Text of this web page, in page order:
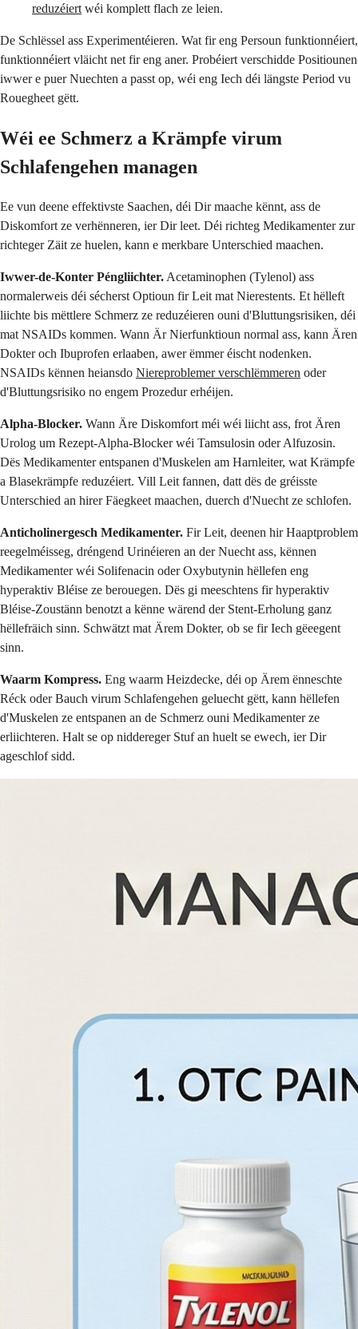
reduzéiert wéi komplett flach ze leien.
De Schlëssel ass Experimentéieren. Wat fir eng Persoun funktionnéiert,
funktionnéiert vläicht net fir eng aner. Probéiert verschidde Positiounen
iwwer e puer Nuechten a passt op, wéi eng Iech déi längste Period vu
Rouegheet gëtt.
Wéi ee Schmerz a Krämpfe virum
Schlafengehen managen
Ee vun deene effektivste Saachen, déi Dir maache kënnt, ass de
Diskomfort ze verhënneren, ier Dir leet. Déi richteg Medikamenter zur
richteger Zäit ze huelen, kann e merkbare Unterschied maachen.
Iwwer-de-Konter Péngliichter. Acetaminophen (Tylenol) ass
normalerweis déi sécherst Optioun fir Leit mat Nierestents. Et hëlleft
liichte bis mëttlere Schmerz ze reduzéieren ouni d'Bluttungsrisiken, déi
mat NSAIDs kommen. Wann Är Nierfunktioun normal ass, kann Ären
Dokter och Ibuprofen erlaaben, awer ëmmer éischt nodenken.
NSAIDs kënnen heiansdo Niereproblemer verschlëmmeren oder
d'Bluttungsrisiko no engem Prozedur erhéijen.
Alpha-Blocker. Wann Äre Diskomfort méi wéi liicht ass, frot Ären
Urolog um Rezept-Alpha-Blocker wéi Tamsulosin oder Alfuzosin.
Dës Medikamenter entspanen d'Muskelen am Harnleiter, wat Krämpfe
a Blasekrämpfe reduzéiert. Vill Leit fannen, datt dës de gréisste
Unterschied an hirer Fäegkeet maachen, duerch d'Nuecht ze schlofen.
Anticholinergesch Medikamenter. Fir Leit, deenen hir Haaptproblem
reegelméisseg, dréngend Urinéieren an der Nuecht ass, kënnen
Medikamenter wéi Solifenacin oder Oxybutynin hëllefen eng
hyperaktiv Bléise ze berouegen. Dës gi meeschtens fir hyperaktiv
Bléise-Zoustänn benotzt a kënne wärend der Stent-Erholung ganz
hëllefräich sinn. Schwätzt mat Ärem Dokter, ob se fir Iech gëeegent
sinn.
Waarm Kompress. Eng waarm Heizdecke, déi op Ärem ënneschte
Réck oder Bauch virum Schlafengehen geluecht gëtt, kann hëllefen
d'Muskelen ze entspanen an de Schmerz ouni Medikamenter ze
erliichteren. Halt se op niddereger Stuf an huelt se ewech, ier Dir
ageschlof sidd.